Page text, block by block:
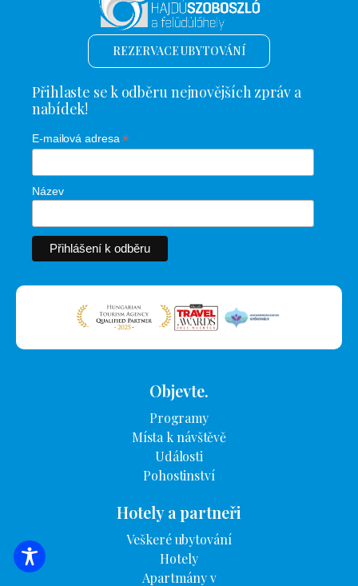
VYHLEDÁVÁNÍ UBYTOVÁNÍ
REZERVACE UBYTOVÁNÍ
Přihlaste se k odběru nejnovějších zpráv a
nabídek!
E-mailová adresa*
Název
Objevte.
Programy
Místa k návštěvě
Události
Pohostinství
Hotely a partneři
Veškeré ubytování
Hotely
Apartmány v